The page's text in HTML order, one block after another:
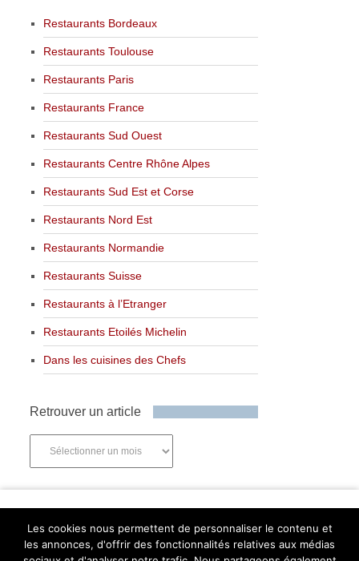
Restaurants Bordeaux
Restaurants Toulouse
Restaurants Paris
Restaurants France
Restaurants Sud Ouest
Restaurants Centre Rhône Alpes
Restaurants Sud Est et Corse
Restaurants Nord Est
Restaurants Normandie
Restaurants Suisse
Restaurants à l’Etranger
Restaurants Etoilés Michelin
Dans les cuisines des Chefs
Retrouver un article
Les cookies nous permettent de personnaliser le contenu et
les annonces, d'offrir des fonctionnalités relatives aux médias